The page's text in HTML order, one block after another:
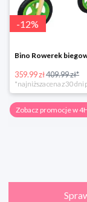
-12%
359.99 zł409.99 zł*
Zobacz promocje w